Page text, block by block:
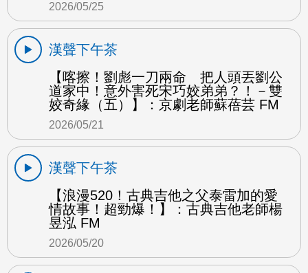
2026/05/25
漢聲下午茶
【喀擦！劉彪一刀兩命 把人頭丟劉公
道家中！意外害死宋巧姣弟弟？！－雙
姣奇緣（五）】：京劇老師蘇蓓芸 FM
2026/05/21
漢聲下午茶
【浪漫520！古典吉他之父泰雷加的愛
情故事！超勁爆！】：古典吉他老師楊
昱泓 FM
2026/05/20